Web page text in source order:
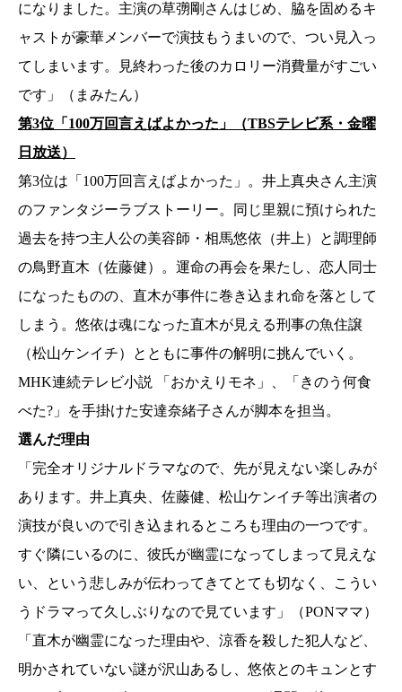
になりました。主演の草彅剛さんはじめ、脇を固めるキ
ャストが豪華メンバーで演技もうまいので、つい見入っ
てしまいます。見終わった後のカロリー消費量がすごい
です」（まみたん）
第3位「100万回言えばよかった」（TBSテレビ系・金曜
日放送）
第3位は「100万回言えばよかった」。井上真央さん主演
のファンタジーラブストーリー。同じ里親に預けられた
過去を持つ主人公の美容師・相馬悠依（井上）と調理師
の鳥野直木（佐藤健）。運命の再会を果たし、恋人同士
になったものの、直木が事件に巻き込まれ命を落として
しまう。悠依は魂になった直木が見える刑事の魚住譲
（松山ケンイチ）とともに事件の解明に挑んでいく。
MHK連続テレビ小説 「おかえりモネ」、「きのう何食
べた?」を手掛けた安達奈緒子さんが脚本を担当。
選んだ理由
「完全オリジナルドラマなので、先が見えない楽しみが
あります。井上真央、佐藤健、松山ケンイチ等出演者の
演技が良いので引き込まれるところも理由の一つです。
すぐ隣にいるのに、彼氏が幽霊になってしまって見えな
い、という悲しみが伝わってきてとても切なく、こうい
うドラマって久しぶりなので見ています」（PONママ）
「直木が幽霊になった理由や、涼香を殺した犯人など、
明かされていない謎が沢山あるし、悠依とのキュンとす